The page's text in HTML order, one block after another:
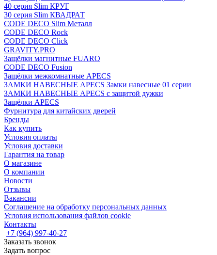
40 серия Slim КРУГ
30 серия Slim КВАДРАТ
CODE DECO Slim Металл
CODE DECO Rock
CODE DECO Click
GRAVITY.PRO
Защёлки магнитные FUARO
CODE DECO Fusion
Защёлки межкомнатные APECS
ЗАМКИ НАВЕСНЫЕ APECS Замки навесные 01 серии
ЗАМКИ НАВЕСНЫЕ APECS с защитой дужки
Защёлки APECS
Фурнитура для китайских дверей
Бренды
Как купить
Условия оплаты
Условия доставки
Гарантия на товар
О магазине
О компании
Новости
Отзывы
Вакансии
Соглашение на обработку персональных данных
Условия использования файлов cookie
Контакты
+7 (964) 997-40-27
Заказать звонок
Задать вопрос